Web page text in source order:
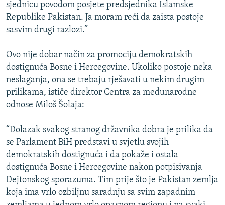
sjednicu povodom posjete predsjednika Islamske
Republike Pakistan. Ja moram reći da zaista postoje
sasvim drugi razlozi.”
Ovo nije dobar način za promociju demokratskih
dostignuća Bosne i Hercegovine. Ukoliko postoje neka
neslaganja, ona se trebaju rješavati u nekim drugim
prilikama, ističe direktor Centra za međunarodne
odnose Miloš Šolaja:
“Dolazak svakog stranog državnika dobra je prilika da
se Parlament BiH predstavi u svjetlu svojih
demokratskih dostignuća i da pokaže i ostala
dostignuća Bosne i Hercegovine nakon potpisivanja
Dejtonskog sporazuma. Tim prije što je Pakistan zemlja
koja ima vrlo ozbiljnu saradnju sa svim zapadnim